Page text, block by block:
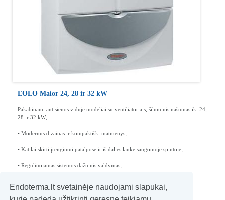
Endoterma.lt svetainėje naudojami slapukai,
EOLO Maior 24, 28 ir 32 kW
Pakabinami ant sienos viduje modeliai su ventiliatoriais, šiluminis našumas iki 24,
28 ir 32 kW;
• Modernus dizainas ir kompaktiški matmenys;
• Katilai skirti įrengimui patalpose ir iš dalies lauke saugomoje spintoje;
• Reguliuojamas sistemos dažninis valdymas;
• Elektroninis uždegimas ir moduliavimas;